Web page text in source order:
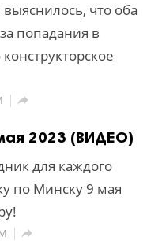
что оба
попадания в

2023 (ВИДЕО)
для каждого
по Минску 9 мая
